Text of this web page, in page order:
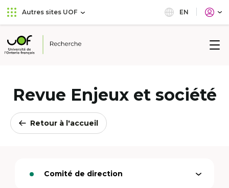
Aller
au
principal
Passer
au
Autres sites UOF EN
Université
français
Revue Enjeux et société
Retour à l'accueil
Ouvrir
OptionComité de direction